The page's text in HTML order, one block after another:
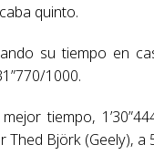
quinto.
su tiempo en
1000.
tiempo,
Björk (Geely), a